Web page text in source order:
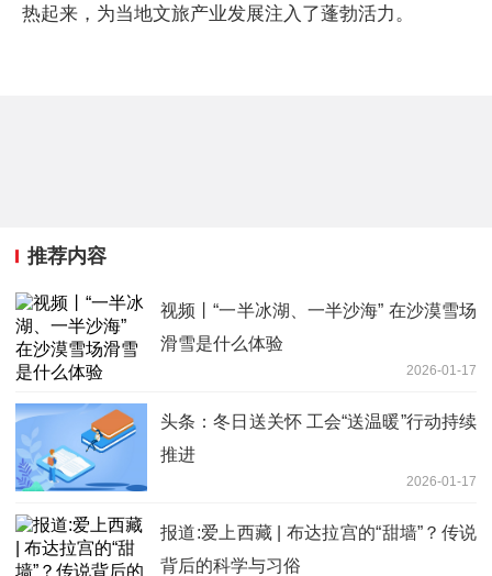
热起来，为当地文旅产业发展注入了蓬勃活力。
推荐内容
视频丨“一半冰湖、一半沙海” 在沙漠雪场
滑雪是什么体验
2026-01-17
头条：冬日送关怀 工会“送温暖”行动持续
推进
2026-01-17
报道:爱上西藏 | 布达拉宫的“甜墙”？传说
背后的科学与习俗